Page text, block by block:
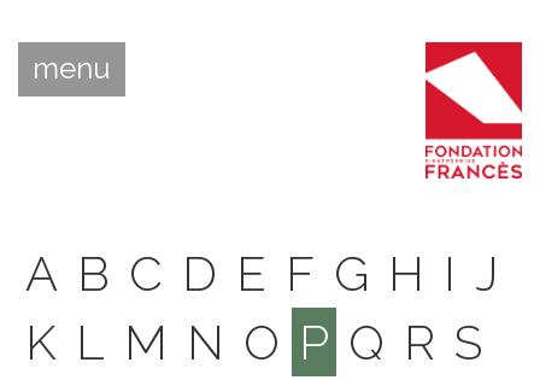
menu
A B C D E F G H I J
K L M N O P Q R S